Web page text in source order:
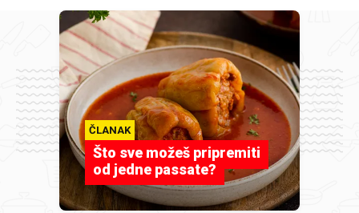
ČLANAK
Što sve možeš pripremiti
od jedne passate?